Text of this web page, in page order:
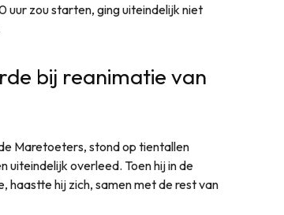
uur zou starten, ging uiteindelijk niet
bij reanimatie van
Maretoeters, stond op tientallen
uiteindelijk overleed. Toen hij in de
haastte hij zich, samen met de rest van